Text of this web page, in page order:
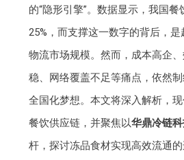
的“隐形引擎”。数据显示，我国
25%，而支撑这一数字的背后，
物流市场规模。然而，成本高企
稳、网络覆盖不足等痛点，依然
全国化梦想。本文将深入解析，
餐饮供应链，并聚焦以华鼎冷链
杆，探讨冻品食材实现高效流通的